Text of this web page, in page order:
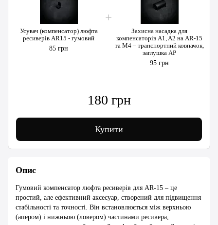
Усувач (компенсатор) люфта
ресиверів AR15 - гумовий
85 грн
Захисна насадка для
компенсаторів A1, A2 на AR-15
та M4 – транспортний ковпачок,
заглушка АР
95 грн
180 грн
Купити
Опис
Гумовий компенсатор люфта ресиверів для AR-15 – це
простий, але ефективний аксесуар, створений для підвищення
стабільності та точності. Він встановлюється між верхньою
(апером) і нижньою (ловером) частинами ресивера,